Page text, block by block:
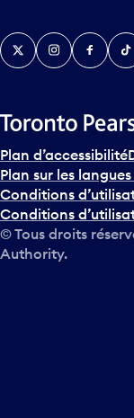
v
e
n
s
u
r
l
e
c
a
TwitterInstagram
Plan d’accessibilité
Plan sur les
Conditions
Conditions
© Tous droits
Authority.